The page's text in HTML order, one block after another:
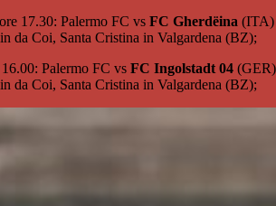
17.30: Palermo FC vs FC Gherdëina (ITA)
da Coi, Santa Cristina in Valgardena (BZ);
Palermo FC vs FC Ingolstadt 04 (GER)
da Coi, Santa Cristina in Valgardena (BZ);